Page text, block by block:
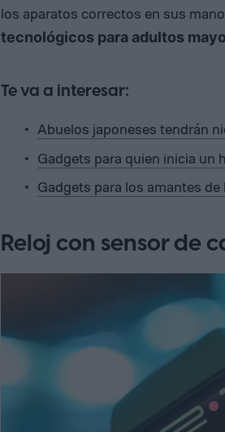
los aparatos correctos en sus
tecnológicos para adultos
Te va a interesar:
Abuelos japoneses tendrán
Gadgets para quien inicia un
Gadgets para los amantes
Reloj con sensor de